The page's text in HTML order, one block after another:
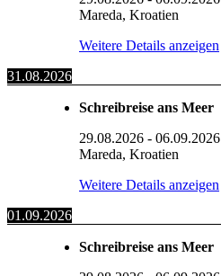
Mareda, Kroatien
Weitere Details anzeigen
31.08.2026
Schreibreise ans Meer
29.08.2026 - 06.09.2026
Mareda, Kroatien
Weitere Details anzeigen
01.09.2026
Schreibreise ans Meer